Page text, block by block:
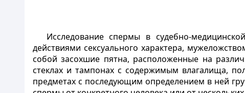
Исследование спермы в судебно-
действиями сексуального характера,
собой засохшие пятна, расположенные на
стеклах и тампонах с содержимым влагалища,
предметах с последующим определением в ней